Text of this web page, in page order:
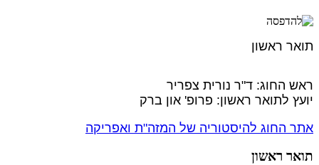
תואר ראשון
ראש החוג: ד"ר נורית צפריר
יועץ לתואר ראשון: פרופ' און ברק
אתר החוג להיסטוריה של המזה"ת ואפריקה
תואר ראשון